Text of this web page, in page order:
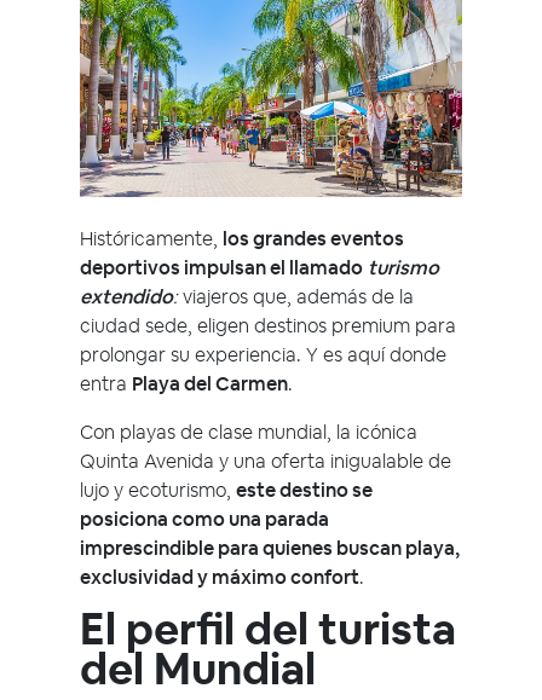
Históricamente, los grandes eventos
deportivos impulsan el llamado turismo
extendido:viajeros que, además de la
ciudad sede, eligen destinos premium para
prolongar su experiencia. Y es aquí donde
entra Playa del Carmen.
Con playas de clase mundial, la icónica
Quinta Avenida y una oferta inigualable de
lujo y ecoturismo, este destino se
posiciona como una parada
imprescindible para quienes buscan playa,
exclusividad y máximo confort.
El perfil del turista
del Mundial